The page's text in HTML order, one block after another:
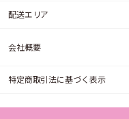
配送エリア
会社概要
特定商取引法に基づく表示